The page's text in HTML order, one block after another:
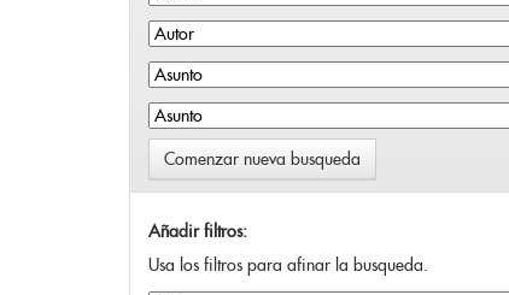
Comenzar nueva busqueda
Añadir filtros:
Usa los filtros para afinar la busqueda.